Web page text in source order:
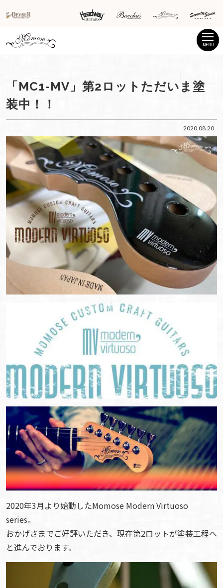
MENU
2020.08.20
「MC1-MV」第2ロットただいま塗
装中！！
2020年3月より始動したMomose Modern Virtuoso
series。
おかげさまでご好評いただき、現在第2ロットが塗装工程へ
と進んでおります。